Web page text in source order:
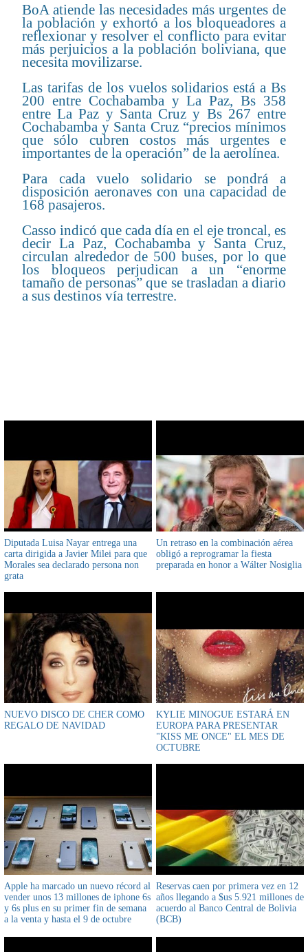
BoA atiende las necesidades más urgentes de
la población y exhortó a los bloqueadores a
reflexionar y resolver el conflicto para evitar
más perjuicios a la población boliviana, que
necesita movilizarse.
Las tarifas de los vuelos solidarios está a Bs
200 entre Cochabamba y La Paz, Bs 358
entre La Paz y Santa Cruz y Bs 267 entre
Cochabamba y Santa Cruz “precios mínimos
que sólo cubren costos más urgentes e
importantes de la operación” de la aerolínea.
Para cada vuelo solidario se pondrá a
disposición aeronaves con una capacidad de
168 pasajeros.
Casso indicó que cada día en el eje troncal, es
decir La Paz, Cochabamba y Santa Cruz,
circulan alrededor de 500 buses, por lo que
los bloqueos perjudican a un “enorme
tamaño de personas” que se trasladan a diario
a sus destinos vía terrestre.
Diputada Luisa Nayar entrega una
carta dirigida a Javier Milei para que
Morales sea declarado persona non
grata
Un retraso en la combinación aérea
obligó a reprogramar la fiesta
preparada en honor a Wálter Nosiglia
NUEVO DISCO DE CHER COMO
REGALO DE NAVIDAD
KYLIE MINOGUE ESTARÁ EN
EUROPA PARA PRESENTAR
"KISS ME ONCE" EL MES DE
OCTUBRE
Apple ha marcado un nuevo récord al
vender unos 13 millones de iphone 6s
y 6s plus en su primer fin de semana
a la venta y hasta el 9 de octubre
Reservas caen por primera vez en 12
años llegando a $us 5.921 millones de
acuerdo al Banco Central de Bolivia
(BCB)